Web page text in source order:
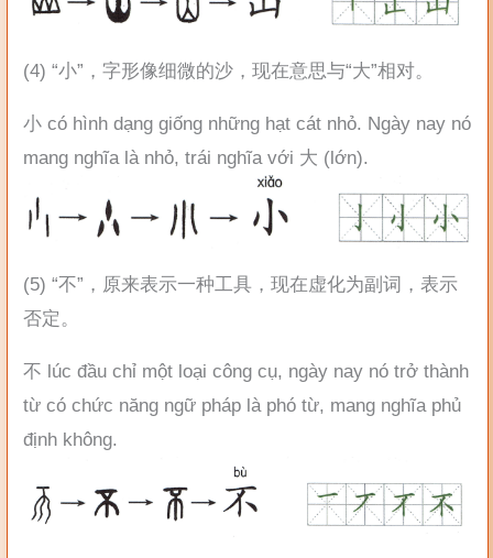
(4) “小”，字形像细微的沙，现在意思与“大”相对。
小 có hình dạng giống những hạt cát nhỏ. Ngày nay nó
mang nghĩa là nhỏ, trái nghĩa với 大 (lớn).
(5) “不”，原来表示一种工具，现在虚化为副词，表示
否定。
不 lúc đầu chỉ một loại công cụ, ngày nay nó trở thành
từ có chức năng ngữ pháp là phó từ, mang nghĩa phủ
định không.